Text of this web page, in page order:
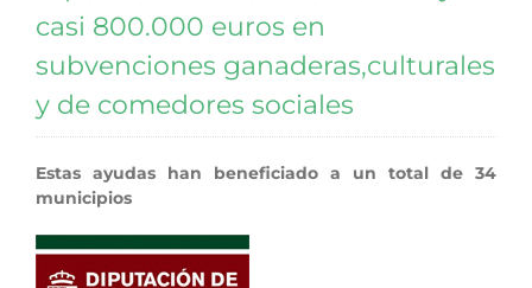
casi 800.000 euros en
subvenciones ganaderas,culturales
y de comedores sociales
Estas ayudas han beneficiado a un total de 34
municipios